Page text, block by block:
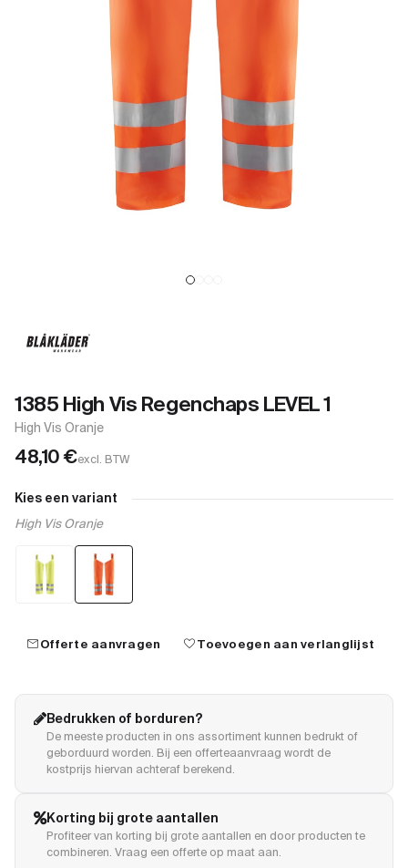
1385 High Vis Regenchaps LEVEL 1
High Vis Oranje
48,10€excl. BTW
Kies een variant
High Vis Oranje
mailOfferte aanvragen favoriteToevoegen aan verlanglijst
Bedrukken of borduren?
De meeste producten in ons assortiment kunnen bedrukt of
geborduurd worden. Bij een offerteaanvraag wordt de
kostprijs hiervan achteraf berekend.
Korting bij grote aantallen
Profiteer van korting bij grote aantallen en door producten te
combineren. Vraag een offerte op maat aan.